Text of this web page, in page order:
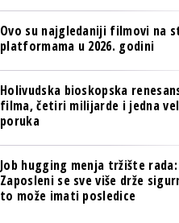
Ovo su najgledaniji filmovi na
platformama u 2026. godini
Holivudska bioskopska
filma, četiri milijarde i jedna
poruka
Job hugging menja tržište rada:
Zaposleni se sve više drže
to može imati posledice